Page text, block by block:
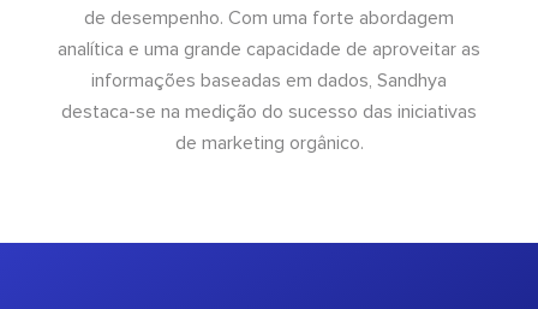
de desempenho. Com uma forte abordagem
analítica e uma grande capacidade de aproveitar as
informações baseadas em dados, Sandhya
destaca-se na medição do sucesso das iniciativas
de marketing orgânico.